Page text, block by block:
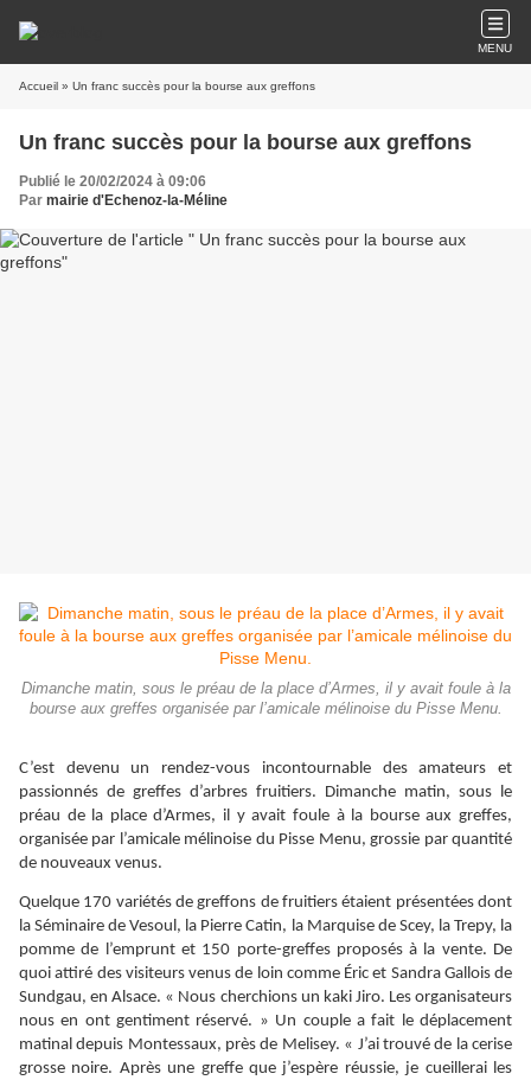
MENU
Accueil » Un franc succès pour la bourse aux greffons
Un franc succès pour la bourse aux greffons
Publié le 20/02/2024 à 09:06
Par mairie d'Echenoz-la-Méline
Dimanche matin, sous le préau de la place d’Armes, il y avait foule à la
bourse aux greffes organisée par l’amicale mélinoise du Pisse Menu.
C’est devenu un rendez-vous incontournable des amateurs et
passionnés de greffes d’arbres fruitiers. Dimanche matin, sous le
préau de la place d’Armes, il y avait foule à la bourse aux greffes,
organisée par l’amicale mélinoise du Pisse Menu, grossie par quantité
de nouveaux venus.
Quelque 170 variétés de greffons de fruitiers étaient présentées dont
la Séminaire de Vesoul, la Pierre Catin, la Marquise de Scey, la Trepy, la
pomme de l’emprunt et 150 porte-greffes proposés à la vente. De
quoi attiré des visiteurs venus de loin comme Éric et Sandra Gallois de
Sundgau, en Alsace. « Nous cherchions un kaki Jiro. Les organisateurs
nous en ont gentiment réservé. » Un couple a fait le déplacement
matinal depuis Montessaux, près de Melisey. « J’ai trouvé de la cerise
grosse noire. Après une greffe que j’espère réussie, je cueillerai les